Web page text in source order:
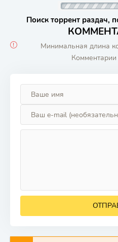
Поиск торрент раздач,
Минимальная длина